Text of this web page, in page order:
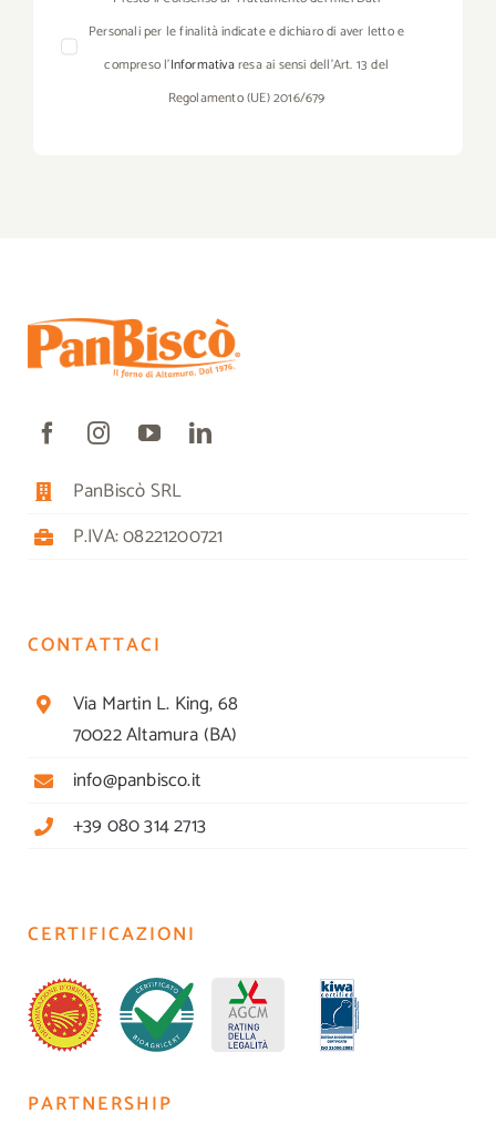
Personali per le finalità indicate e dichiaro di aver letto e
compreso l’Informativaresa ai sensi dell’Art. 13 del
Regolamento (UE) 2016/679
PanBiscò SRL
P.IVA: 08221200721
CONTATTACI
Via Martin L. King, 68
70022 Altamura (BA)
info@panbisco.it
+39 080 314 2713
CERTIFICAZIONI
PARTNERSHIP